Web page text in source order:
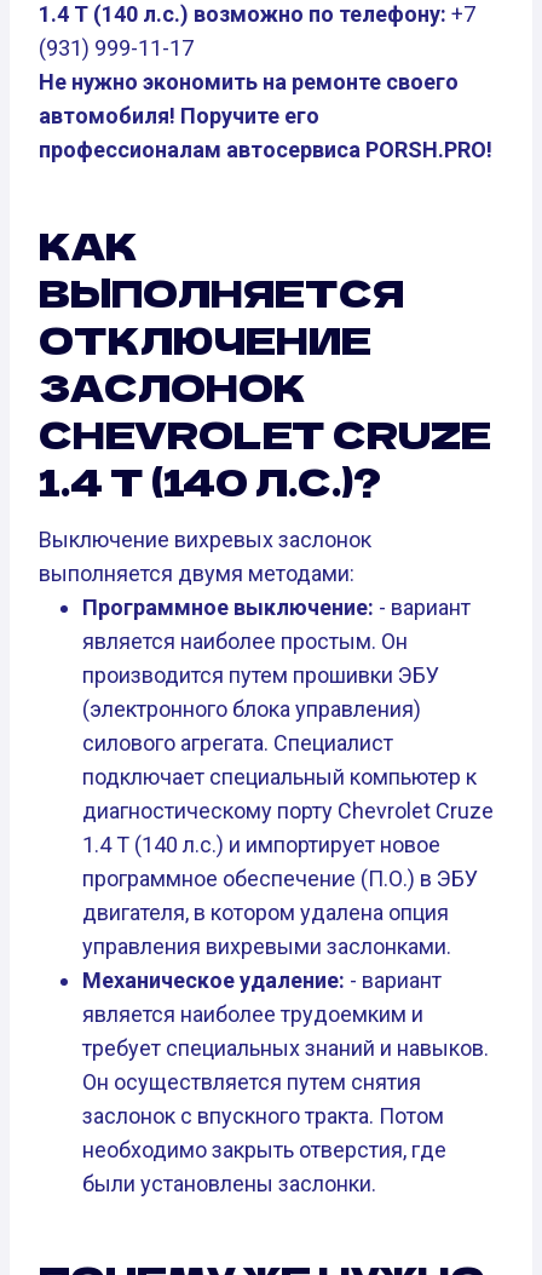
1.4 T (140 л.с.) возможно по телефону: +7
(931) 999-11-17
Не нужно экономить на ремонте своего
автомобиля! Поручите его
профессионалам автосервиса PORSH.PRO!
КАК
ВЫПОЛНЯЕТСЯ
ОТКЛЮЧЕНИЕ
ЗАСЛОНОК
CHEVROLET CRUZE
1.4 T (140 Л.С.)?
Выключение вихревых заслонок
выполняется двумя методами:
Программное выключение: - вариант
является наиболее простым. Он
производится путем прошивки ЭБУ
(электронного блока управления)
силового агрегата. Специалист
подключает специальный компьютер к
диагностическому порту Chevrolet Cruze
1.4 T (140 л.с.) и импортирует новое
программное обеспечение (П.О.) в ЭБУ
двигателя, в котором удалена опция
управления вихревыми заслонками.
Механическое удаление: - вариант
является наиболее трудоемким и
требует специальных знаний и навыков.
Он осуществляется путем снятия
заслонок с впускного тракта. Потом
необходимо закрыть отверстия, где
были установлены заслонки.